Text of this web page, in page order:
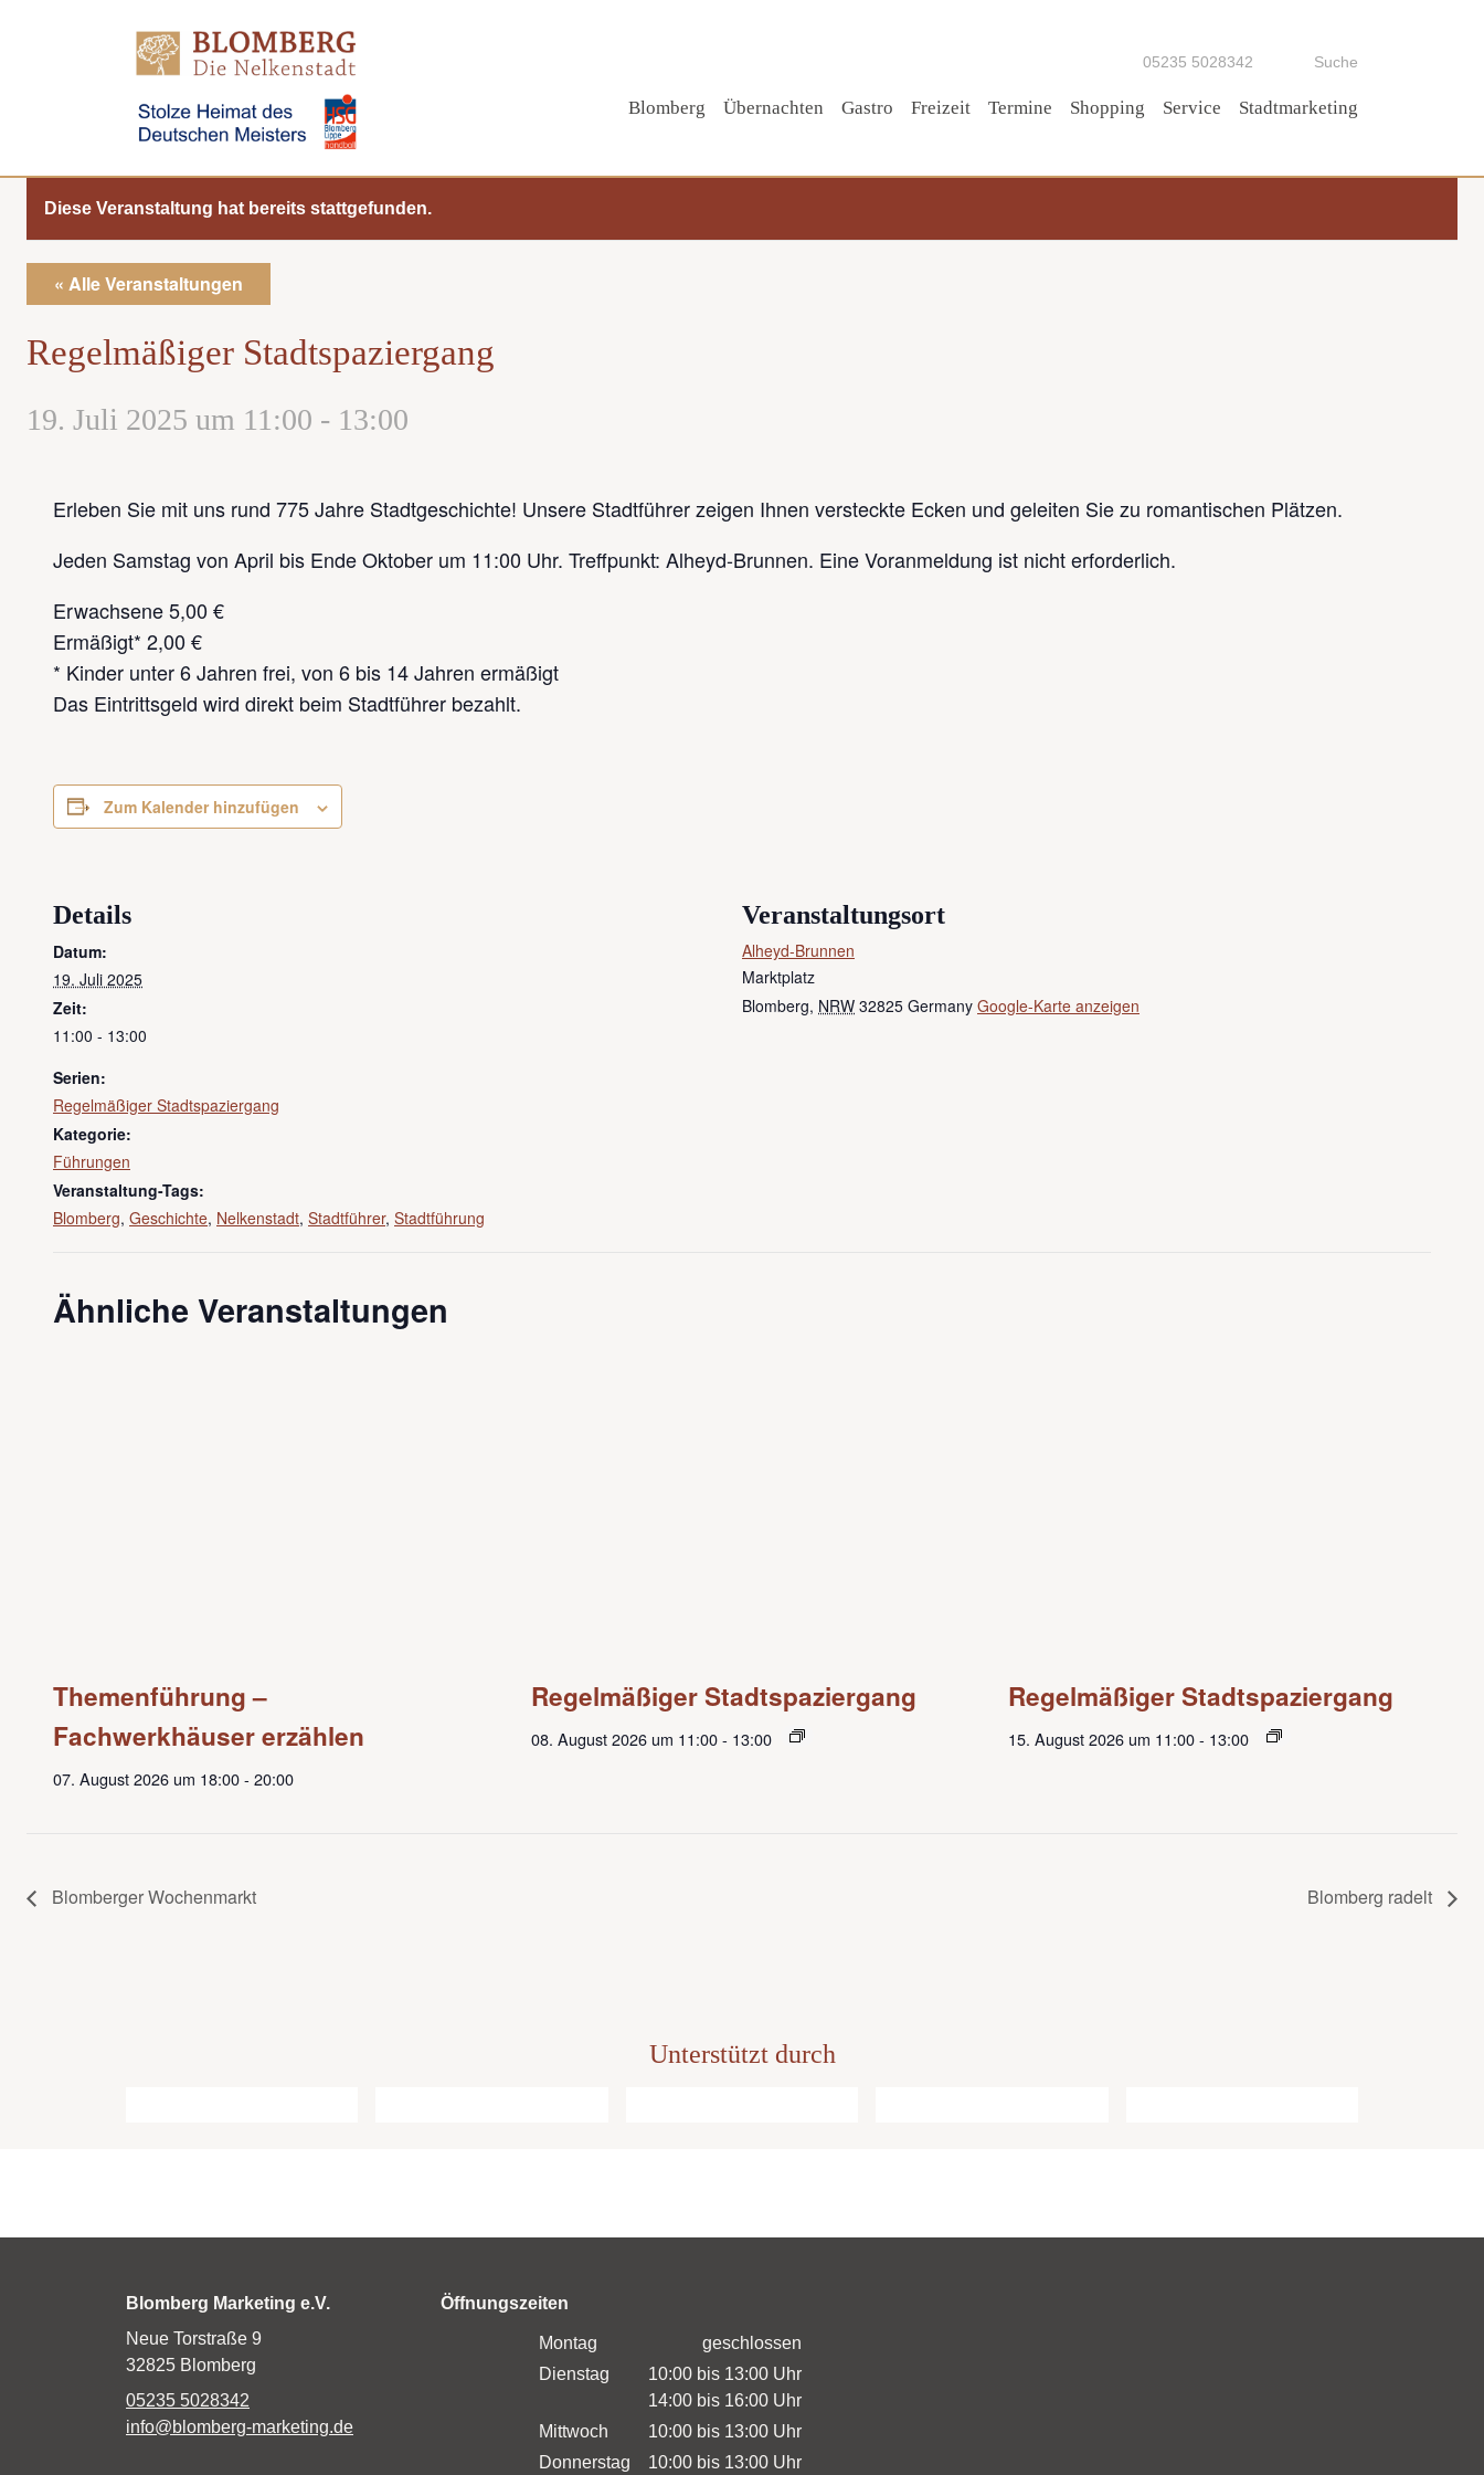
05235 5028342 Suche
Blomberg Übernachten Gastro Freizeit
Tipp!
Termine Shopping Service Stadtmarketing
Diese Veranstaltung hat bereits stattgefunden.
« Alle Veranstaltungen
Regelmäßiger Stadtspaziergang
19. Juli 2025 um 11:00 - 13:00
Erleben Sie mit uns rund 775 Jahre Stadtgeschichte! Unsere Stadtführer zeigen Ihnen versteckte Ecken und geleiten Sie zu romantischen Plätzen.
Jeden Samstag von April bis Ende Oktober um 11:00 Uhr. Treffpunkt: Alheyd-Brunnen. Eine Voranmeldung ist nicht erforderlich.
Erwachsene 5,00 €
Ermäßigt* 2,00 €
* Kinder unter 6 Jahren frei, von 6 bis 14 Jahren ermäßigt
Das Eintrittsgeld wird direkt beim Stadtführer bezahlt.
Zum Kalender hinzufügen
Details
Datum:
19. Juli 2025
Zeit:
11:00 - 13:00
Serien:
Regelmäßiger Stadtspaziergang
Kategorie:
Führungen
Veranstaltung-Tags:
Blomberg, Geschichte, Nelkenstadt, Stadtführer, Stadtführung
Veranstaltungsort
Alheyd-Brunnen
Marktplatz
Blomberg, NRW 32825 Germany Google-Karte anzeigen
Ähnliche Veranstaltungen
Themenführung –
Fachwerkhäuser erzählen
07. August 2026 um 18:00- 20:00
Regelmäßiger Stadtspaziergang
08. August 2026 um 11:00 - 13:00
Regelmäßiger Stadtspaziergang
15. August 2026 um 11:00 - 13:00
Blomberger Wochenmarkt Blomberg radelt
Unterstützt durch
Blomberg Marketing e.V.
Neue Torstraße 9
32825 Blomberg
05235 5028342
info@blomberg-marketing.de
Öffnungszeiten
geschlossen
10:00 bis 13:00 Uhr
14:00 bis 16:00 Uhr
10:00 bis 13:00 Uhr
Donnerstag
10:00 bis 13:00 Uhr